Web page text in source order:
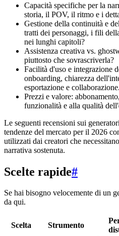
Capacità specifiche per la
storia, il POV, il ritmo e i
Gestione della continuità e
tratti dei personaggi, i fili
nei lunghi capitoli?
Assistenza creativa vs.
piuttosto che sovrascriverla?
Facilità d'uso e integrazione
onboarding, chiarezza
esportazione e collaborazione.
Prezzi e valore:
funzionalità e alla qualità
Le seguenti recensioni sui
tendenze del mercato per il 2026
utilizzati dai creatori che
narrativa sostenuta.
Scelte rapide#
Se hai bisogno velocemente di un
da qui.
Scelta Strumento